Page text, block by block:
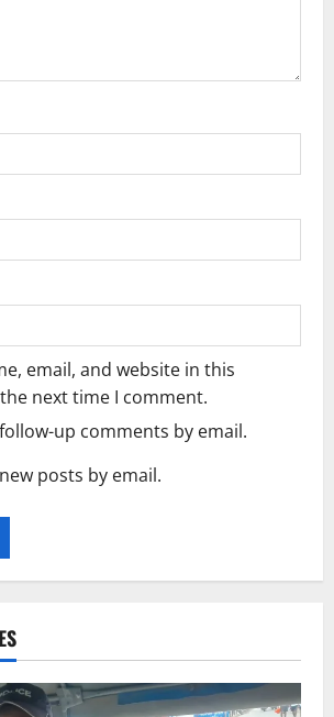
email, and website in this
next time I comment.
up comments by email.
posts by email.